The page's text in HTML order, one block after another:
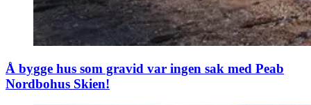
Å bygge hus som gravid var ingen sak med Peab
Nordbohus Skien!